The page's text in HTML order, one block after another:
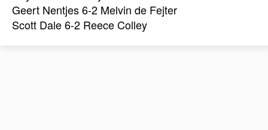
Geert Nentjes 6-2 Melvin de Fejter
Scott Dale 6-2 Reece Colley